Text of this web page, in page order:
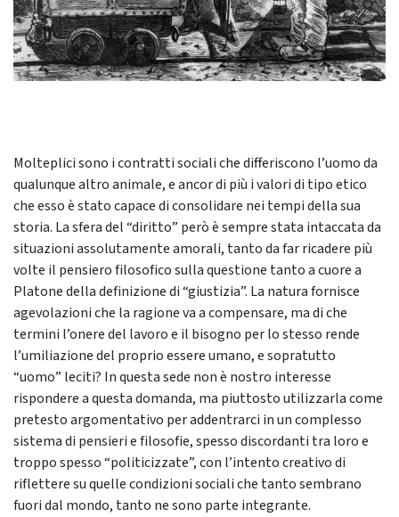
Molteplici sono i contratti sociali che differiscono l’uomo da
qualunque altro animale, e ancor di più i valori di tipo etico
che esso è stato capace di consolidare nei tempi della sua
storia. La sfera del “diritto” però è sempre stata intaccata da
situazioni assolutamente amorali, tanto da far ricadere più
volte il pensiero filosofico sulla questione tanto a cuore a
Platone della definizione di “giustizia”. La natura fornisce
agevolazioni che la ragione va a compensare, ma di che
termini l’onere del lavoro e il bisogno per lo stesso rende
l’umiliazione del proprio essere umano, e sopratutto
“uomo” leciti? In questa sede non è nostro interesse
rispondere a questa domanda, ma piuttosto utilizzarla come
pretesto argomentativo per addentrarci in un complesso
sistema di pensieri e filosofie, spesso discordanti tra loro e
troppo spesso “politicizzate”, con l’intento creativo di
riflettere su quelle condizioni sociali che tanto sembrano
fuori dal mondo, tanto ne sono parte integrante.